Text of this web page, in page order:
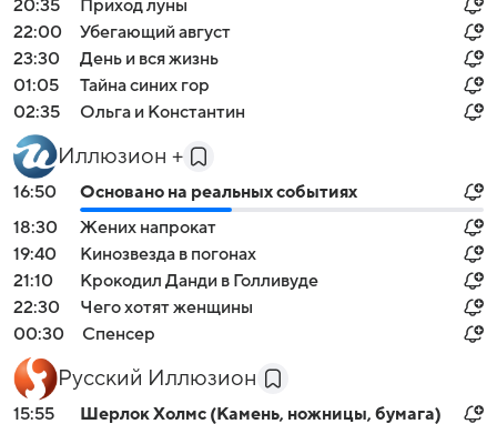
20:35
Приход луны
22:00
Убегающий август
23:30
День и вся жизнь
01:05
Тайна синих гор
02:35
Ольга и Константин
Иллюзион +
16:50
Основано на реальных событиях
18:30
Жених напрокат
19:40
Кинозвезда в погонах
21:10
Крокодил Данди в Голливуде
22:30
Чего хотят женщины
00:30
Спенсер
Русский Иллюзион
15:55 Шерлок Холмс (Камень, ножницы, бумага)